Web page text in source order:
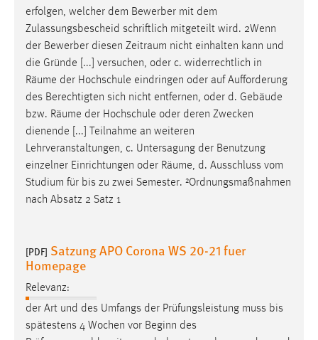
erfolgen, welcher dem Bewerber mit dem
Zulassungsbescheid schriftlich mitgeteilt wird. 2Wenn
der Bewerber diesen Zeitraum nicht einhalten kann und
die Gründe [...] versuchen, oder c. widerrechtlich in
Räume der Hochschule eindringen oder auf Aufforderung
des Berechtigten sich nicht entfernen, oder d. Gebäude
bzw. Räume der Hochschule oder deren Zwecken
dienende [...] Teilnahme an weiteren
Lehrveranstaltungen, c. Untersagung der Benutzung
einzelner Einrichtungen oder Räume, d. Ausschluss vom
Studium für bis zu zwei Semester. ²Ordnungsmaßnahmen
nach Absatz 2 Satz 1
[PDF] Satzung APO Corona WS 20-21 fuer
Homepage
Relevanz:
der Art und des Umfangs der Prüfungsleistung muss bis
spätestens 4 Wochen vor Beginn des
EXTERNE MEDIEN
Um Inhalte von Videoplattformen und Social Media
Plattformen anzeigen zu können, werden von diesen
externen Medien Cookies gesetzt.
YouTube
Vimeo